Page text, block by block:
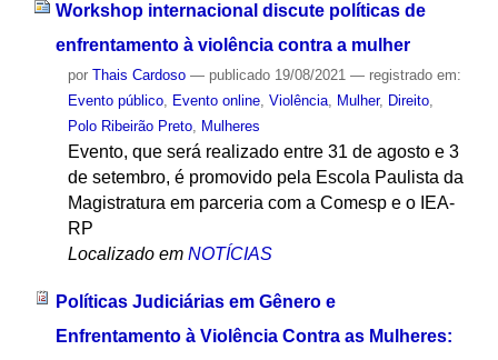
Workshop internacional discute políticas de
enfrentamento à violência contra a mulher
por Thais Cardoso — publicado19/08/2021 — registrado em:
Evento público, Evento online, Violência, Mulher, Direito,
Polo Ribeirão Preto, Mulheres
Evento, que será realizado entre 31 de agosto e 3
de setembro, é promovido pela Escola Paulista da
Magistratura em parceria com a Comesp e o IEA-
RP
Localizado em NOTÍCIAS
Políticas Judiciárias em Gênero e
Enfrentamento à Violência Contra as Mulheres: